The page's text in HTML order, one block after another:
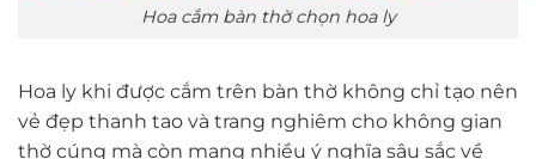
Hoa cắm bàn thờ chọn hoa ly
Hoa ly khi được cắm trên bàn thờ không chỉ tạo nên
vẻ đẹp thanh tao và trang nghiêm cho không gian
thờ cúng mà còn mang nhiều ý nghĩa sâu sắc về